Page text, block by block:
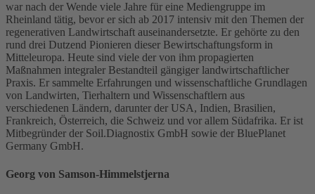
war nach der Wende viele Jahre für eine Mediengruppe im
Rheinland tätig, bevor er sich ab 2017 intensiv mit den Themen der
regenerativen Landwirtschaft auseinandersetzte. Er gehörte zu den
rund drei Dutzend Pionieren dieser Bewirtschaftungsform in
Mitteleuropa. Heute sind viele der von ihm propagierten
Maßnahmen integraler Bestandteil gängiger landwirtschaftlicher
Praxis. Er sammelte Erfahrungen und wissenschaftliche Grundlagen
von Landwirten, Tierhaltern und Wissenschaftlern aus
verschiedenen Ländern, darunter der USA, Indien, Brasilien,
Frankreich, Österreich, die Schweiz und vor allem Südafrika. Er ist
Mitbegründer der Soil.Diagnostix GmbH sowie der BluePlanet
Germany GmbH.
Georg von Samson-Himmelstjerna